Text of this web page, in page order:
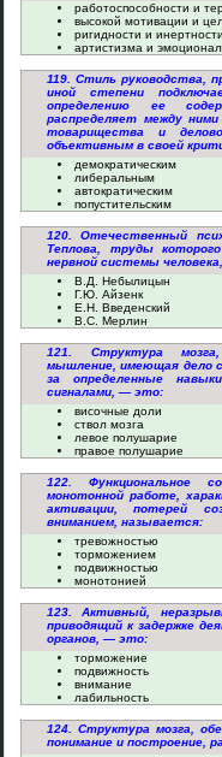
работоспособности и
высокой мотивации и
ригидности и инертности
артистизма и
119. Стиль руководства,
иной степени
определению ее
распределяет между
товарищества и
объективным в своей
демократическим
либеральным
автократическим
попустительским
120. Отечественный
Теплова, труды
нервной системы
В.Д. Небылицын
Г.Ю. Айзенк
Е.Н. Введенский
В.С. Мерлин
121. Структура мозга,
мышление, имеющая дело
за определенные
сигналами, — это:
височные доли
ствол мозга
левое полушарие
правое полушарие
122. Функциональное
монотонной работе,
активации, потерей
вниманием, называется:
тревожностью
торможением
подвижностью
монотонией
123. Активный,
приводящий к задержке
органов, — это:
торможение
подвижность
внимание
лабильность
124. Структура мозга,
понимание и построение,